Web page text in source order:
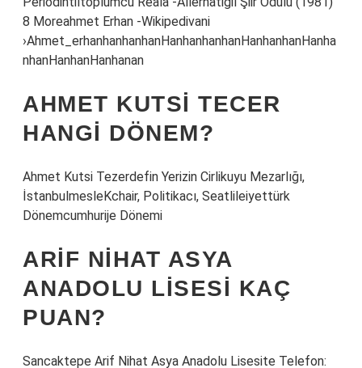
8 Moreahmet Erhan -Wikipedivani
›Ahmet_erhanhanhanhanHanhanhanhanHanhanhanHanha
nhanHanhanHanhanan
AHMET KUTSI TECER
HANGI DÖNEM?
Ahmet Kutsi Tezerdefin Yerizin Cirlikuyu Mezarlığı,
İstanbulmesleKchair, Politikacı, Seatlileiyettürk
Dönemcumhurije Dönemi
ARIF NIHAT ASYA
ANADOLU LISESI KAÇ
PUAN?
Sancaktepe Arif Nihat Asya Anadolu Lisesite Telefon: